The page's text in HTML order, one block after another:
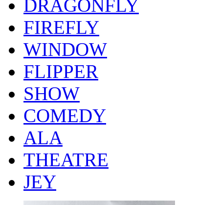
DRAGONFLY
FIREFLY
WINDOW
FLIPPER
SHOW
COMEDY
ALA
THEATRE
JEY